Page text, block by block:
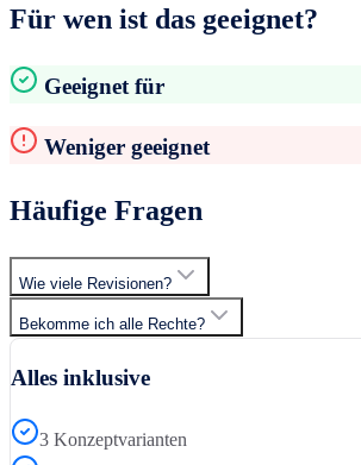
Für wen ist das geeignet?
Geeignet für
Weniger geeignet
Häufige Fragen
Wie viele Revisionen?
Bekomme ich alle Rechte?
Alles inklusive
3 Konzeptvarianten